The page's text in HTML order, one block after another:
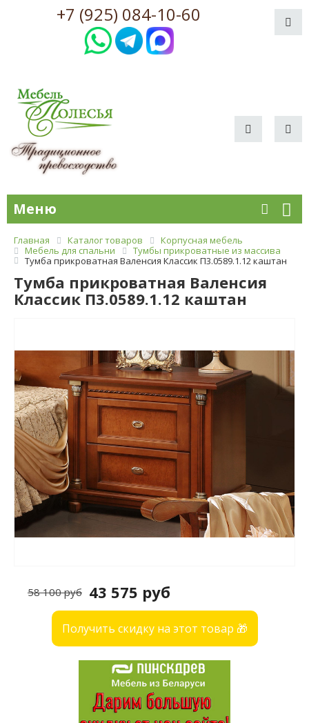
+7 (925) 084-10-60
Меню
Главная Каталог товаров
Корпусная мебель
Мебель для спальни
Тумбы прикроватные из массива
Тумба прикроватная Валенсия Классик П3.0589.1.12 каштан
Тумба прикроватная Валенсия
Классик П3.0589.1.12 каштан
43 575 руб
58 100 руб
Получить скидку на этот товар 🎁